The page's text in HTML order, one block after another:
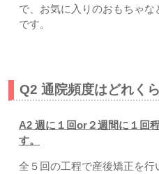
で、お気に入りのおもちゃ
です。
Q2 通院頻度はどれく
A2 週に１回or２週間に１回
す。
全５回の工程で産後矯正を